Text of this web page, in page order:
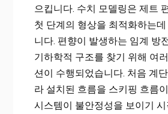
으킵니다. 수치 모델링은 제트
첫 단계의 형상을 최적화하는
니다. 편향이 발생하는 임계 방
기하학적 구조를 찾기 위해 여
션이 수행되었습니다. 처음 계
라 설치된 흐름을 스키핑 흐름
시스템이 불안정성을 보이기